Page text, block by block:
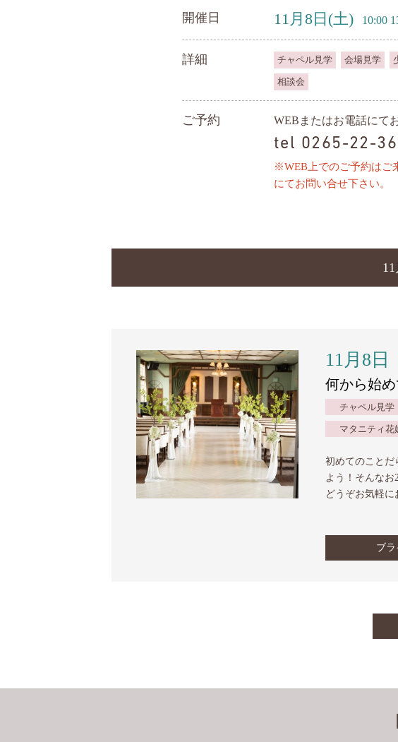
開催日 11月8日 (土) 10:00
詳細 チャペル見学 会場見学
相談会
ご予約 WEBまたはお電話にて
tel 0265-22-
※WEB上でのご予約はご
にてお問い合せ下さい。
11月8日
何から始
チャペル見学
マタニティ花
初めてのこと
よう！そんなお
どうぞお気軽に
ブ